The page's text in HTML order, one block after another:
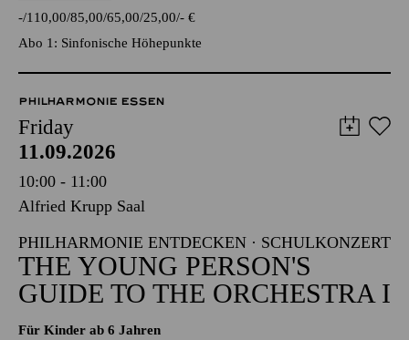
- 110,00 85,00 65,00 25,00 - €
Abo 1: Sinfonische Höhepunkte
PHILHARMONIE ESSEN
Friday
11.09.2026
10:00 - 11:00
Alfried Krupp Saal
PHILHARMONIE ENTDECKEN · SCHULKONZERT
THE YOUNG PERSON'S
GUIDE TO THE ORCHESTRA I
Für Kinder ab 6 Jahren